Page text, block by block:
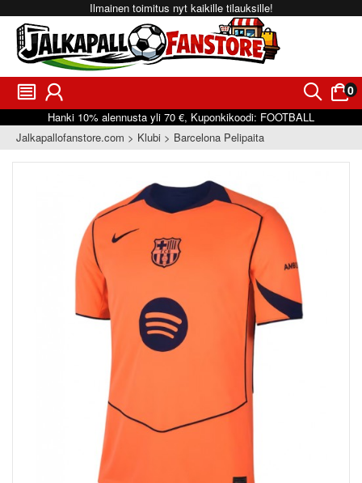
Ilmainen toimitus nyt kaikille tilauksille!
󰂩 󰃳 󰂨 0
󰃠
Hanki 10% alennusta yli 70 €, Kuponkikoodi: FOOTBALL
Jalkapallofanstore.com
Klubi Barcelona Pelipaita